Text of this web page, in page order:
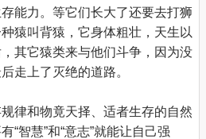
能力。等它们长大了还要去打狮
猿叫背猿，它身体粗壮，天生以
其它猿类来与他们斗争，因为没
走上了灭绝的道路。
律和物竟天择、适者生存的自然
“智慧”和“意志”就能让自己强